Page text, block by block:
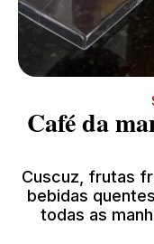
Café da
Cuscuz, frutas
bebidas
todas as